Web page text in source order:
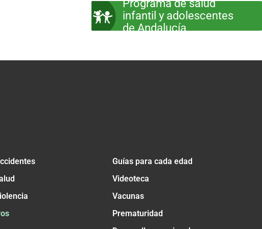
Programa de salud
infantil y adolescentes
de Andalucía
Guías para cada edad
Videoteca
Vacunas
Prematuridad